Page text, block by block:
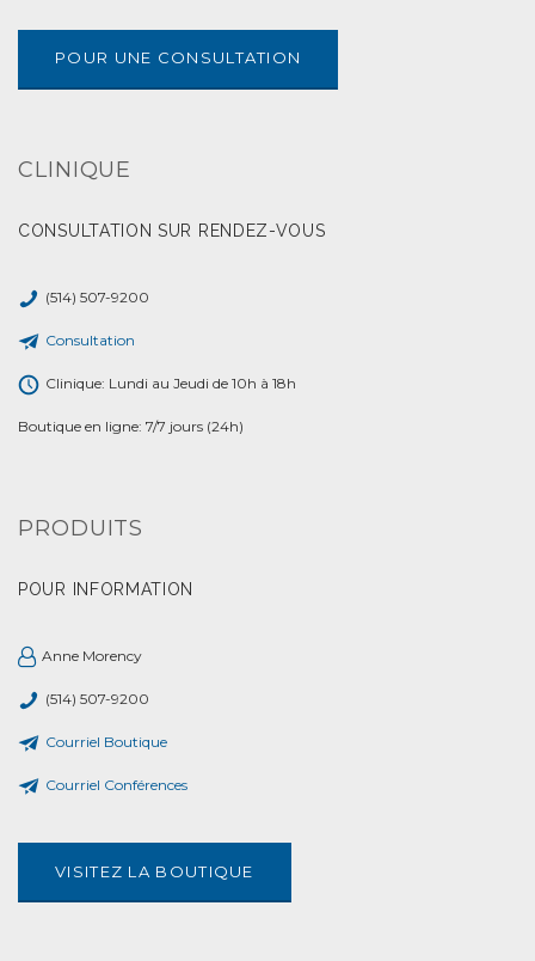
POUR UNE CONSULTATION
CLINIQUE
CONSULTATION SUR RENDEZ-VOUS
(514) 507-9200
Consultation
Clinique: Lundi au Jeudi de 10h à 18h
Boutique en ligne: 7/7 jours (24h)
PRODUITS
POUR INFORMATION
Anne Morency
(514) 507-9200
Courriel Boutique
Courriel Conférences
VISITEZ LA BOUTIQUE